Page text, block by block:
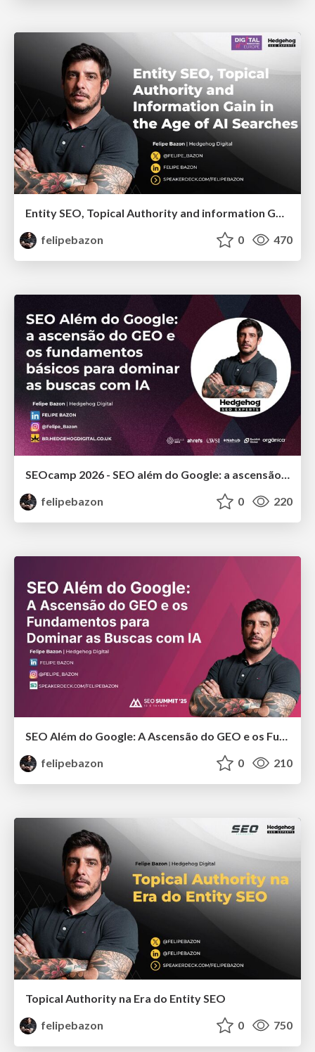
felipebazon
0 470
SEOcamp 2026 - SEO além do Google: a ascensão do GEO e os fundamentos básicos para dominar as buscas com IA
felipebazon
0 220
SEO Além do Google: A Ascensão do GEO e os Fundamentos para Dominar as Buscas com IA
felipebazon
0 210
Topical Authority na Era do Entity SEO
felipebazon
0 750